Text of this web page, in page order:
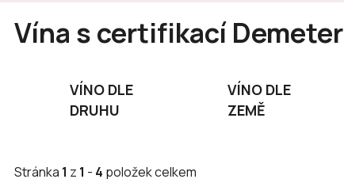
Vína s certifikací Demeter
VÍNO DLE
DRUHU
VÍNO DLE
ZEMĚ
Stránka 1 z 1 - 4 položek celkem